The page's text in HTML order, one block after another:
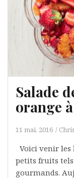
Salade
orange
11 mai, 2016 Chris
Voici venir les
petits fruits tels
gourmands.